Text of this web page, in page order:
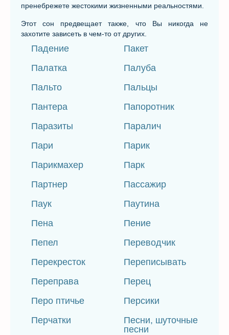
пренебрежете жестокими жизненными реальностями.
Этот сон предвещает также, что Вы никогда не
захотите зависеть в чем-то от других.
Падение
Пакет
Палатка
Палуба
Пальто
Пальцы
Пантера
Папоротник
Паразиты
Паралич
Пари
Парик
Парикмахер
Парк
Партнер
Пассажир
Паук
Паутина
Пена
Пение
Пепел
Переводчик
Перекресток
Переписывать
Переправа
Перец
Перо птичье
Персики
Перчатки
Песни, шуточные
песни